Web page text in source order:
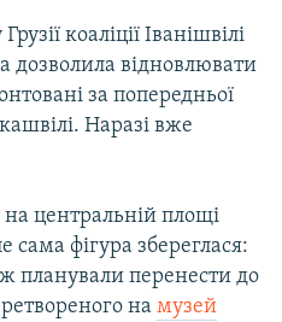
коаліції Іванішвілі
дозволила відновлювати
за попередньої
Наразі вже
на центральній площі
сама фігура збереглася:
планували перенести до
на музей